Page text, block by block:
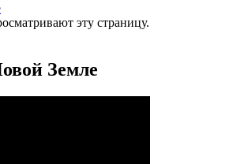
эту страницу.
Земле